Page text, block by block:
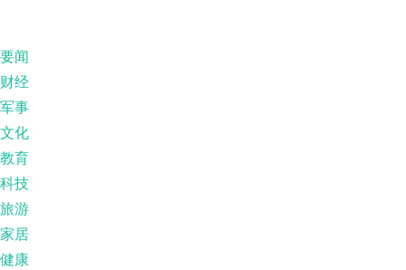
要闻
财经
军事
文化
教育
科技
旅游
家居
健康